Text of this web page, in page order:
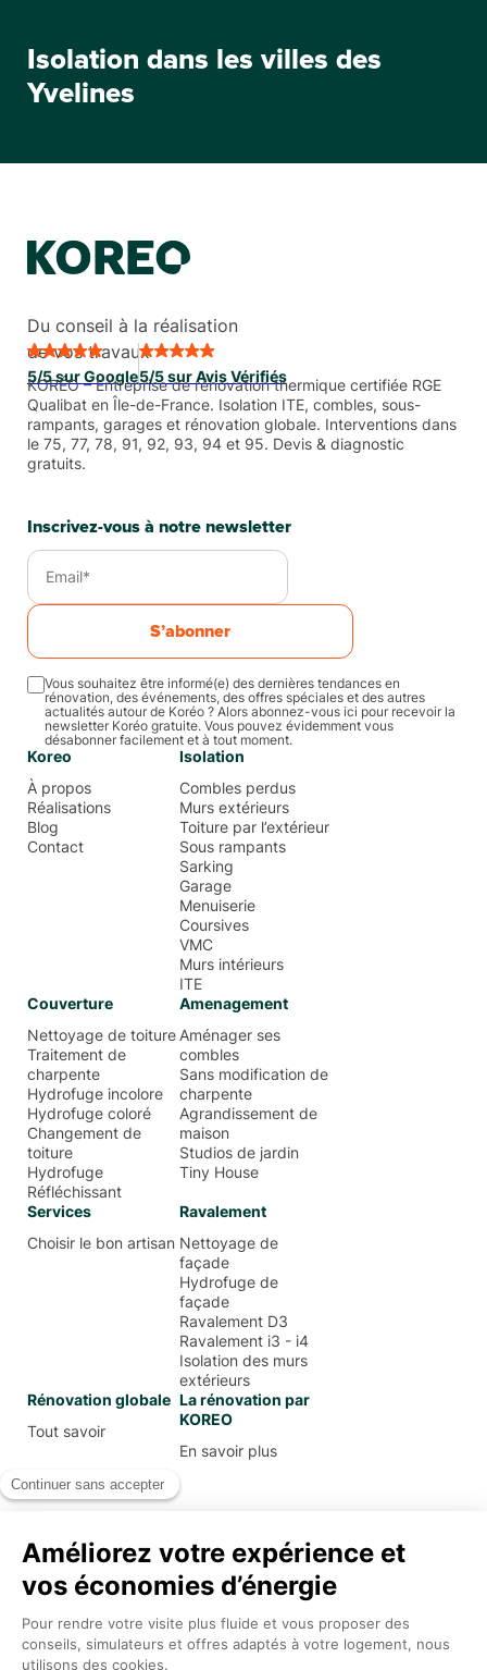
Isolation dans les villes des
Yvelines
Du conseil à la réalisation
de vos travaux
5/5 sur Google5/5 sur Avis Vérifiés
KORÉO – Entreprise de rénovation thermique certifiée RGE
Qualibat en Île-de-France. Isolation ITE, combles, sous-
rampants, garages et rénovation globale. Interventions dans
le 75, 77, 78, 91, 92, 93, 94 et 95. Devis & diagnostic
gratuits.
Inscrivez-vous à notre newsletter
S’abonner
Vous souhaitez être informé(e) des dernières tendances en
rénovation, des événements, des offres spéciales et des autres
actualités autour de Koréo ? Alors abonnez-vous ici pour recevoir la
newsletter Koréo gratuite. Vous pouvez évidemment vous
désabonner facilement et à tout moment.
Koreo
À propos
Réalisations
Blog
Contact
Isolation
Combles perdus
Murs extérieurs
Toiture par l’extérieur
Sous rampants
Sarking
Garage
Menuiserie
Coursives
VMC
Murs intérieurs
ITE
Couverture
Nettoyage de toiture
Traitement de
charpente
Hydrofuge incolore
Hydrofuge coloré
Changement de
toiture
Hydrofuge
Réfléchissant
Amenagement
Aménager ses
combles
Sans modification de
charpente
Agrandissement de
maison
Studios de jardin
Tiny House
Services
Choisir le bon artisan
Ravalement
Nettoyage de
façade
Hydrofuge de
façade
Ravalement D3
Ravalement i3 - i4
Isolation des murs
extérieurs
Rénovation globale
Tout savoir
La rénovation par
KOREO
En savoir plus
Mentions Légales
Conditions Générales d’Utilisation
Politique de confidentialité